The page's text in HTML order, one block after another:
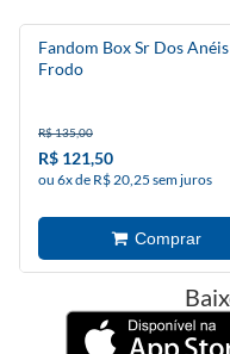
Fandom Box Sr Dos Anéis
Frodo
R$ 135,00
R$ 121,50
ou 6x de R$ 20,25 sem juros